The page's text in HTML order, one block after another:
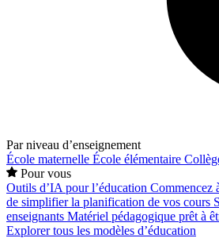
Par niveau d’enseignement
École maternelle École élémentaire
Pour vous
Outils d’IA pour l’éducation Commencez
de simplifier la planification de vos cours
enseignants Matériel pédagogique prêt à
Explorer tous les modèles d’éducation